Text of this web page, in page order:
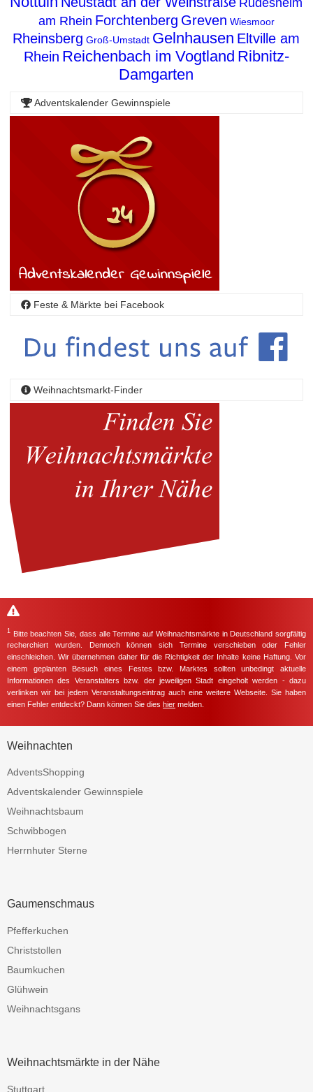
Rüdesheim
am Rhein Forchtenberg Greven Wiesmoor
Rheinsberg Groß-Umstadt Gelnhausen Eltville am
Rhein Reichenbach im Vogtland Ribnitz-
Damgarten
Adventskalender Gewinnspiele
Feste & Märkte bei Facebook
Weihnachtsmarkt-Finder
1
Bitte beachten Sie, dass alle Termine auf Weihnachtsmärkte in Deutschland sorgfältig
recherchiert wurden. Dennoch können sich Termine verschieben oder Fehler
einschleichen. Wir übernehmen daher für die Richtigkeit der Inhalte keine Haftung. Vor
einem geplanten Besuch eines Festes bzw. Marktes sollten unbedingt aktuelle
Informationen des Veranstalters bzw. der jeweiligen Stadt eingeholt werden - dazu
verlinken wir bei jedem Veranstaltungseintrag auch eine weitere Webseite. Sie haben
einen Fehler entdeckt? Dann können Sie dies hier melden.
Weihnachten
AdventsShopping
Adventskalender Gewinnspiele
Weihnachtsbaum
Schwibbogen
Herrnhuter Sterne
Gaumenschmaus
Pfefferkuchen
Christstollen
Baumkuchen
Glühwein
Weihnachtsgans
Weihnachtsmärkte in der Nähe
Stuttgart